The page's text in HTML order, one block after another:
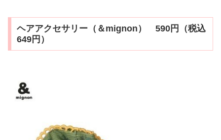
ヘアアクセサリー（＆mignon） 590円（税込
649円）